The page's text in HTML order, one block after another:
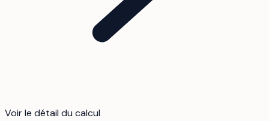
Voir le détail du calcul